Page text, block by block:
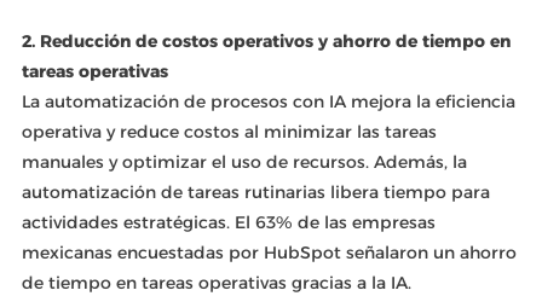
2. Reducción de costos operativos y ahorro de tiempo en
tareas operativas
La automatización de procesos con IA mejora la eficiencia
operativa y reduce costos al minimizar las tareas
manuales y optimizar el uso de recursos. Además, la
automatización de tareas rutinarias libera tiempo para
actividades estratégicas. El 63% de las empresas
mexicanas encuestadas por HubSpot señalaron un ahorro
de tiempo en tareas operativas gracias a la IA.